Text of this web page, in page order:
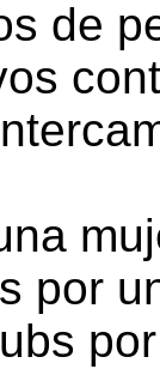
de
por